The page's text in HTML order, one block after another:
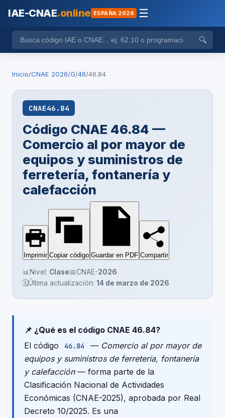
IAE-CNAE.online ESPAÑA 2026 ☰
🔍
Inicio/CNAE 2026/G/46/46.84
CNAE46.84
Código CNAE 46.84 —
Comercio al por mayor de
equipos y suministros de
ferretería, fontanería y
calefacción
Imprimir Copiar código Guardar en PDF Compartir
📊 Nivel: Clase📅CNAE-2026
🗓️Última actualización: 14 de marzo de 2026
📌 ¿Qué es el código CNAE 46.84?
El código
46.84 — Comercio al por mayor de
equipos y suministros de ferretería, fontanería
y calefacción— forma parte de la
Clasificación Nacional de Actividades
Económicas (CNAE-2025), aprobada por Real
Decreto 10/2025. Es una